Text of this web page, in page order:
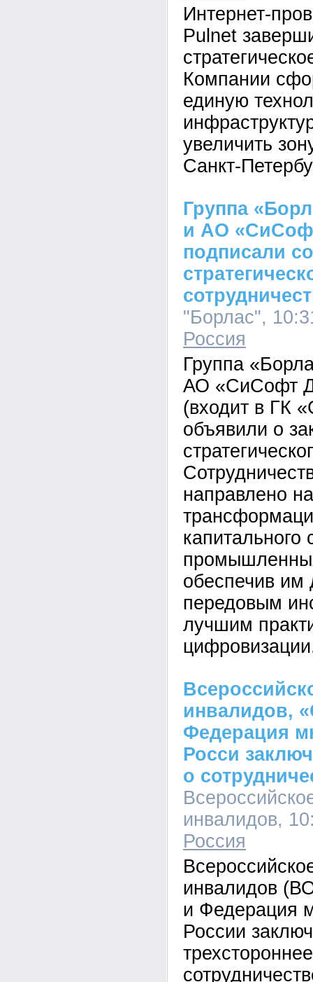
Интернет-
Pulnet
Компании
единую
увеличить
Санкт-
Группа
и АО
подписали
"Борлас",
Россия
Группа
АО «СиСофт
(входит в ГК
объявили о
направлено
капитального
обеспечив им
передовым
лучшим
инвалидов,
Федерация
Росси
о
инвалидов,
Россия
инвалидов
и Федерация
России